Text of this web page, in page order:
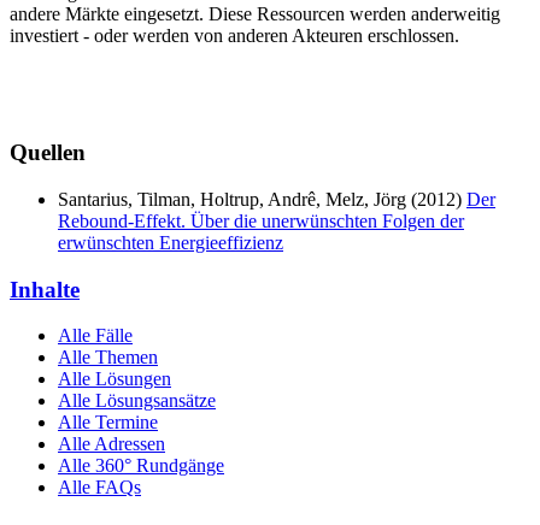
andere Märkte eingesetzt. Diese Ressourcen werden anderweitig
investiert - oder werden von anderen Akteuren erschlossen.
Quellen
Santarius, Tilman, Holtrup, Andrê, Melz, Jörg (2012) Der
Rebound-Effekt. Über die unerwünschten Folgen der
erwünschten Energieeffizienz
Inhalte
Alle Fälle
Alle Themen
Alle Lösungen
Alle Lösungsansätze
Alle Termine
Alle Adressen
Alle 360° Rundgänge
Alle FAQs